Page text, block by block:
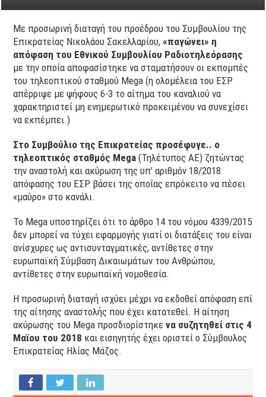
Με προσωρινή διαταγή του προέδρου του Συμβουλίου της
Επικρατείας Νικολάου Σακελλαρίου,«παγώνει» η
απόφαση του Εθνικού Συμβουλίου Ραδιοτηλεόρασης
με την οποία αποφασίστηκε να σταματήσουν οι εκπομπές
του τηλεοπτικού σταθμού Mega (η ολομέλεια του ΕΣΡ
απέρριψε με ψήφους 6-3 το αίτημα του καναλιού να
χαρακτηριστεί μη ενημερωτικό προκειμένου να συνεχίσει
να εκπέμπει.)
Στο Συμβούλιο της Επικρατείας προσέφυγε.. ο
τηλεοπτικός σταθμός Mega (Τηλέτυπος ΑΕ) ζητώντας
την αναστολή και ακύρωση της υπ’ αριθμόν 18/2018
απόφασης του ΕΣΡ βάσει της οποίας επρόκειτο να πέσει
«μαύρο» στο κανάλι.
Το Mega υποστηρίζει ότι το άρθρο 14 του νόμου 4339/2015
δεν μπορεί να τύχει εφαρμογής γιατί οι διατάξεις του είναι
ανίσχυρες ως αντισυνταγματικές, αντίθετες στην
ευρωπαϊκή Σύμβαση Δικαιωμάτων του Ανθρώπου,
αντίθετες στην ευρωπαϊκή νομοθεσία.
Η προσωρινή διαταγή ισχύει μέχρι να εκδοθεί απόφαση επί
της αίτησης αναστολής που έχει κατατεθεί. Η αίτηση
ακύρωσης του Mega προσδιορίστηκενα συζητηθεί στις 4
Μαϊου του 2018 και εισηγητής έχει οριστεί ο Σύμβουλος
Επικρατείας Ηλίας Μάζος.